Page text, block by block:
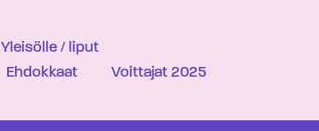
Yleisölle / liput
Ehdokkaat
Voittajat 2025